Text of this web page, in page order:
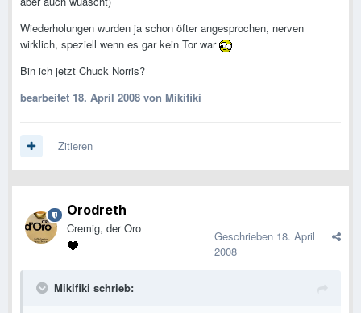
Wiederholungen wurden ja schon öfter angesprochen, nerven
wirklich, speziell wenn es gar kein Tor war
Bin ich jetzt Chuck Norris?
bearbeitet 18. April 2008 von Mikifiki
Zitieren
Orodreth
Cremig, der Oro Geschrieben 18. April
2008
Mikifiki schrieb: